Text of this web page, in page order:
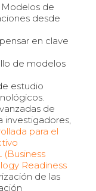
de
desde
en clave
de modelos
estudio
de
investigadores,
para el
Readiness
de las